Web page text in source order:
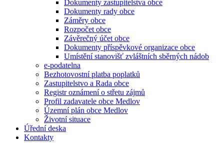
Dokumenty zastupitelstva obce
Dokumenty rady obce
Záměry obce
Rozpočet obce
Závěrečný účet obce
Dokumenty příspěvkové organizace obce
Umístění stanovišť zvláštních sběrných nádob
e-podatelna
Bezhotovostní platba poplatků
Zastupitelstvo a Rada obce
Registr oznámení o střetu zájmů
Profil zadavatele obce Medlov
Územní plán obce Medlov
Životní situace
Úřední deska
Kontakty